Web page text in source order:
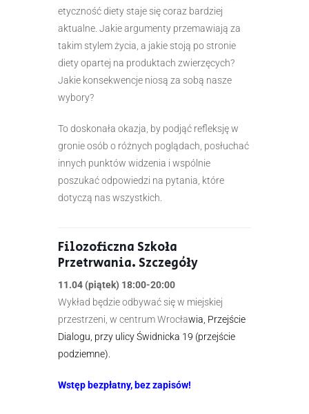
etyczność diety staje się coraz bardziej
aktualne. Jakie argumenty przemawiają za
takim stylem życia, a jakie stoją po stronie
diety opartej na produktach zwierzęcych?
Jakie konsekwencje niosą za sobą nasze
wybory?
To doskonała okazja, by podjąć refleksję w
gronie osób o różnych poglądach, posłuchać
innych punktów widzenia i wspólnie
poszukać odpowiedzi na pytania, które
dotyczą nas wszystkich.
Filozoficzna Szkoła
Przetrwania. Szczegóły
11.04 (piątek) 18:00-20:00
Wykład będzie odbywać się w miejskiej
przestrzeni, w centrum Wrocławia, Przejście
Dialogu, przy ulicy Świdnicka 19 (przejście
podziemne).
Wstęp bezpłatny, bez zapisów!